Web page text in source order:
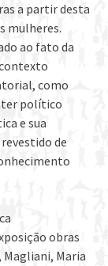
a partir desta
mulheres.
ao fato da
como
político
e sua
de
obras
Magliani, Maria